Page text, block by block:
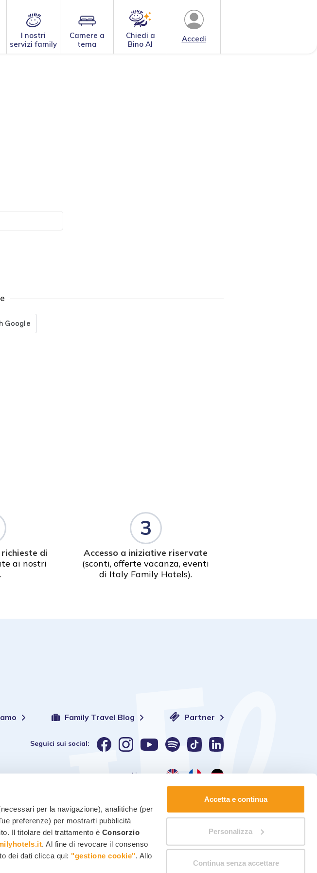
per la navigazione), analitiche (per
preferenze) per mostrarti pubblicità
Il titolare del trattamento è Consorzio
. Al fine di revocare il consenso
dei dati clicca qui: "gestione cookie". Allo
Accetta e continua
Personalizza
Continua senza accettare
Accedi
I nostri
servizi family
Camere a
tema
Chiedi a
Bino AI
richieste di
ai nostri
3
Accesso a iniziative riservate
(sconti, offerte vacanza, eventi
di Italy Family Hotels).
Family Travel Blog Partner
Seguici sui social:
Lingua:
Privacy policy-Gestione dei cookie Modifica consensi